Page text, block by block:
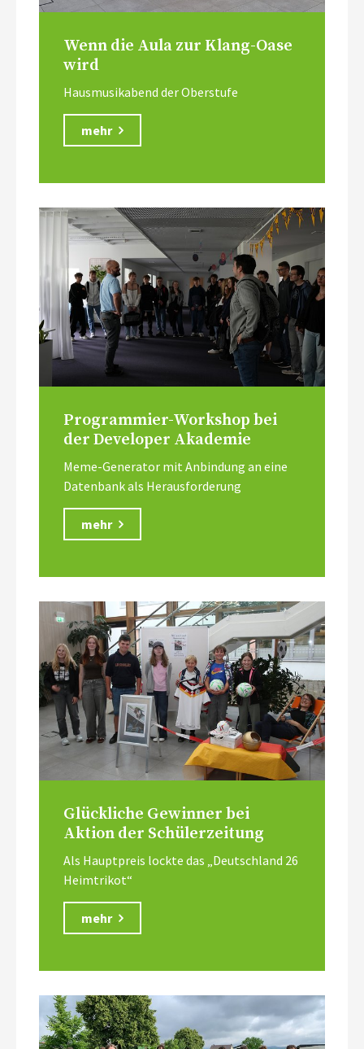
Wenn die Aula zur Klang-Oase
wird
Hausmusikabend der Oberstufe
mehr
Programmier-Workshop bei
der Developer Akademie
Meme-Generator mit Anbindung an eine
Datenbank als Herausforderung
mehr
Glückliche Gewinner bei
Aktion der Schülerzeitung
Als Hauptpreis lockte das „Deutschland 26
Heimtrikot“
mehr